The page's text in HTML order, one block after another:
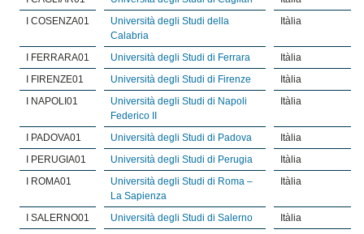
I COSENZA01
Università degli Studi della
Calabria
Itàlia
I FERRARA01 Università degli Studi di Ferrara
Itàlia
I FIRENZE01
Università degli Studi di Firenze
Itàlia
I NAPOLI01
Università degli Studi di Napoli
Federico II
Itàlia
I PADOVA01 Università degli Studi di Padova
Itàlia
I PERUGIA01
Università degli Studi di Perugia
Itàlia
I ROMA01
Università degli Studi di Roma –
La Sapienza
Itàlia
I SALERNO01 Università degli Studi di Salerno
Itàlia